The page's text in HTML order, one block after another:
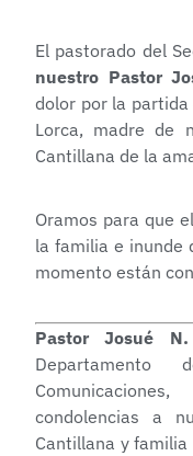
El pastorado del
nuestro Pastor
dolor por la partida
Lorca, madre de
Cantillana de la
Oramos para que
la familia e inunde
momento están
Pastor Josué N.
Departamento
condolencias a
Cantillana y